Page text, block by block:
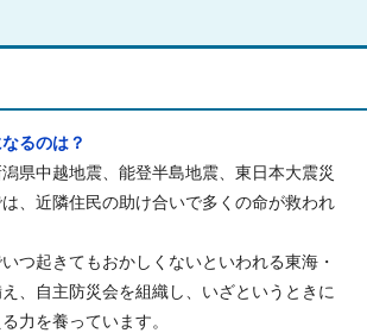
るのは？
県中越地震、能登半島地震、東日本大震災
、近隣住民の助け合いで多くの命が救われ
つ起きてもおかしくないといわれる東海・
、自主防災会を組織し、いざというときに
力を養っています。